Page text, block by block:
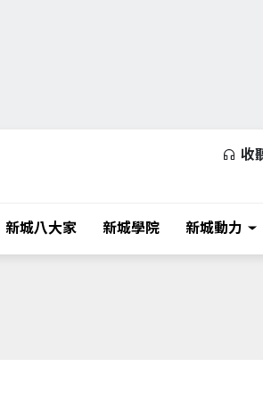
收
新城八大家 新城學院 新城動力